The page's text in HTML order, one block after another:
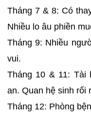
Tháng 7 & 8: Có
Nhiều lo âu phiền
Tháng 9: Nhiều
vui.
Tháng 10 & 11: Tài
an. Quan hệ sinh rối
Tháng 12: Phòng